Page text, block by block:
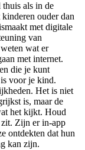
als in de
ouder dan
met digitale
van
wat er
met internet.
die je kunt
voor je kind.
Het is niet
is, maar de
het kijkt. Houd
Zijn er in-app
ontdekten dat hun
kan zijn.